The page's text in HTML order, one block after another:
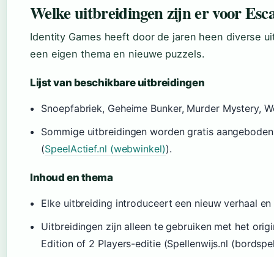
Welke uitbreidingen zijn er voor
Identity Games heeft door de jaren heen diverse
een eigen thema en nieuwe puzzels.
Lijst van beschikbare uitbreidingen
Snoepfabriek, Geheime Bunker, Murder Mystery,
Sommige uitbreidingen worden gratis
(SpeelActief.nl (webwinkel)).
Inhoud en thema
Elke uitbreiding introduceert een nieuw verhaal
Uitbreidingen zijn alleen te gebruiken met het
Edition of 2 Players-editie (Spellenwijs.nl